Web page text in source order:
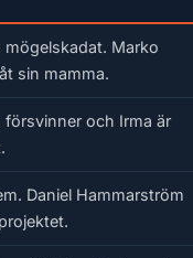
Marko
sin mamma.
försvinner och Irma är
Daniel Hammarström